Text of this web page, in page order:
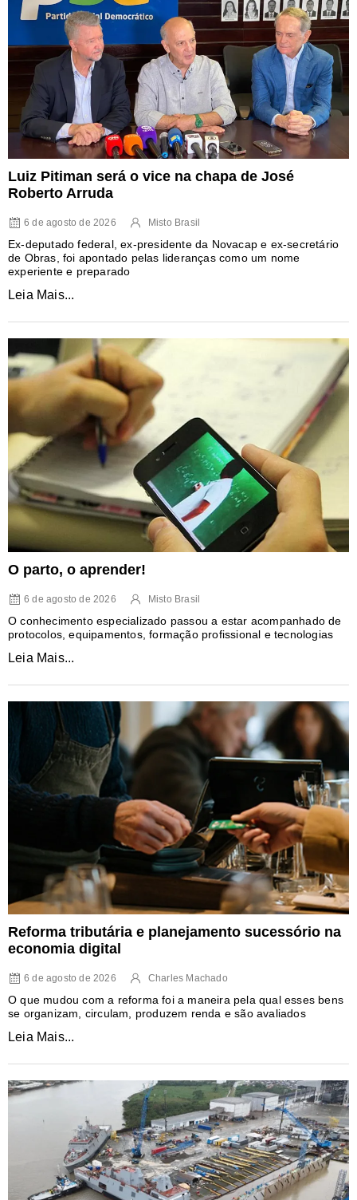
Luiz Pitiman será o vice na chapa de José
Roberto Arruda
6 de agosto de 2026 Misto Brasil
Ex-deputado federal, ex-presidente da Novacap e ex-secretário
de Obras, foi apontado pelas lideranças como um nome
experiente e preparado
Leia Mais...
O parto, o aprender!
6 de agosto de 2026 Misto Brasil
O conhecimento especializado passou a estar acompanhado de
protocolos, equipamentos, formação profissional e tecnologias
Leia Mais...
Reforma tributária e planejamento sucessório na
economia digital
6 de agosto de 2026 Charles Machado
O que mudou com a reforma foi a maneira pela qual esses bens
se organizam, circulam, produzem renda e são avaliados
Leia Mais...